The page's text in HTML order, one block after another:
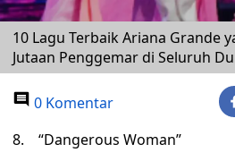
10 Lagu Terbaik Ariana Grande
Jutaan Penggemar di Seluruh
0 Komentar
8. “Dangerous Woman”